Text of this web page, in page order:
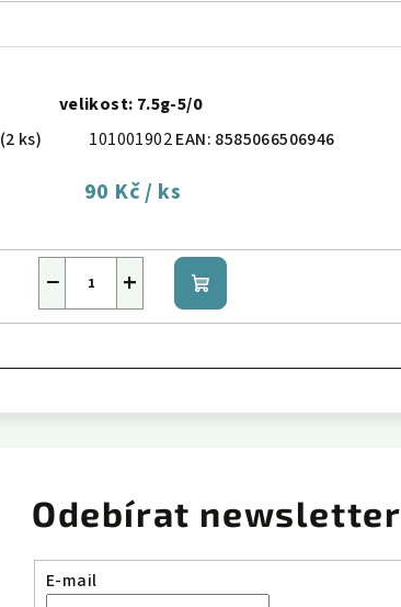
velikost: 7.5g-5/0
(2 ks) 101001902EAN: 8585066506946
90 Kč/ ks
+
− Do
košíku
Odebírat newsletter
E-mail